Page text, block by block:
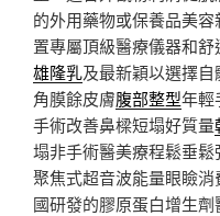
的外用藥物或保養品美
置專屬頂級醫療儀器和
雄隆乳及最新穎以選擇
角膜餘皮膚腹部整型年輕
手術改善鼻樑短塌好質量
塌非手術醫美療程鬆垂鬆
聚焦式超音波能量眼瞼
國研發的膠原蛋白增生